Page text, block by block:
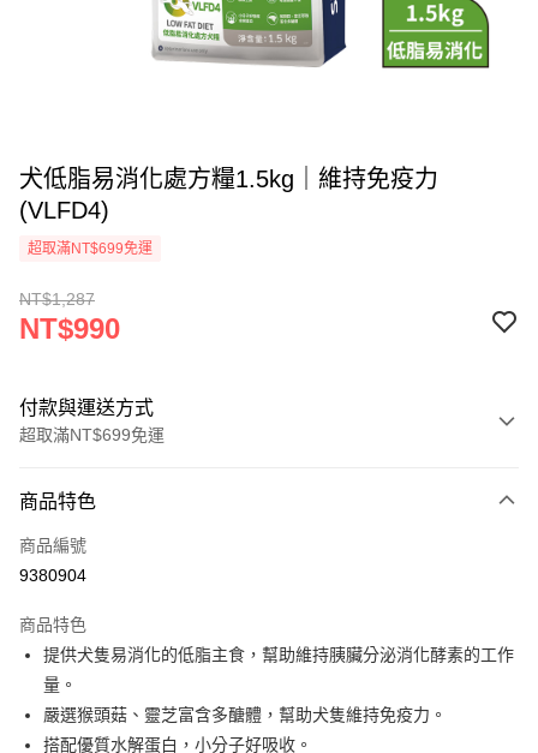
犬低脂易消化處方糧1.5kg｜維持免疫力
(VLFD4)
超取滿NT$699免運
NT$1,287
NT$990
付款與運送方式
超取滿NT$699免運
信用卡一次付款
信用卡分期付款
合作金庫商業銀行
華南商業銀行
彰化商業銀行
上海商業儲蓄銀行
國泰世華商業銀行
兆豐國際商業銀行
臺灣中小企業銀行
台中商業銀行
6 期 0 利率 每期
華南商業銀行
上海商業儲蓄銀行
台北富邦商業銀行
國泰世華商業銀行
兆豐國際商業銀行
12 期 0 利率 每期NT$82 21家銀行
合作金庫商業銀行
第一商業銀行
24 期 0 利率 每期NT$41
合作金庫商業銀行
第一商業銀行
超商取貨付款
商品特色
商品編號
9380904
商品特色
提供犬隻易消化的低脂主食，幫助維持胰臟分泌消化酵素的工作
量。
嚴選猴頭菇、靈芝富含多醣體，幫助犬隻維持免疫力。
搭配優質水解蛋白，小分子好吸收。